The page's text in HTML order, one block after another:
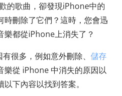
的歌曲，卻發現iPhone中的
時刪除了它們？這時，您會迅
樂都從iPhone上消失了？
很多，例如意外刪除、 儲存
樂從 iPhone 中消失的原因以
下內容以找到答案。